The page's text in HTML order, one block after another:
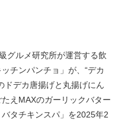
グルメ研究所が運営する飲
チンパンチョ」が、“デカ
ドデカ唐揚げと丸揚げにん
えMAXのガーリックバター
タチキンスパ」を2025年2